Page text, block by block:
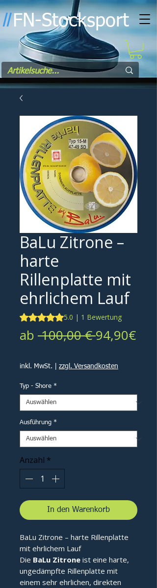
ll FN-Stocksport
BaLu Zitrone –
harte
Rillenplatte mit
ehrlichem Lauf
Das Rating beträgt 5.0 von fünf
5.0 | 1 Bewertung
ab 100,00 € 94,90€
Preis
inkl. MwSt. zzgl. Versandkosten
Typ - Shore *
Ausführung *
Anzahl *
In den Warenkorb
BaLu Zitrone – harte Rillenplatte
mit ehrlichem Lauf
Die BaLu Zitrone ist eine harte,
ungedämpfte Rillenplatte mit
einem sehr ehrlichen, direkten